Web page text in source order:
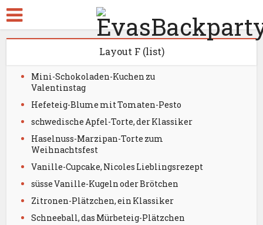
Layout F (list)
Mini-Schokoladen-Kuchen zu
Valentinstag
Hefeteig-Blume mit Tomaten-Pesto
schwedische Apfel-Torte, der Klassiker
Haselnuss-Marzipan-Torte zum
Weihnachtsfest
Vanille-Cupcake, Nicoles Lieblingsrezept
süsse Vanille-Kugeln oder Brötchen
Zitronen-Plätzchen, ein Klassiker
Schneeball, das Mürbeteig-Plätzchen